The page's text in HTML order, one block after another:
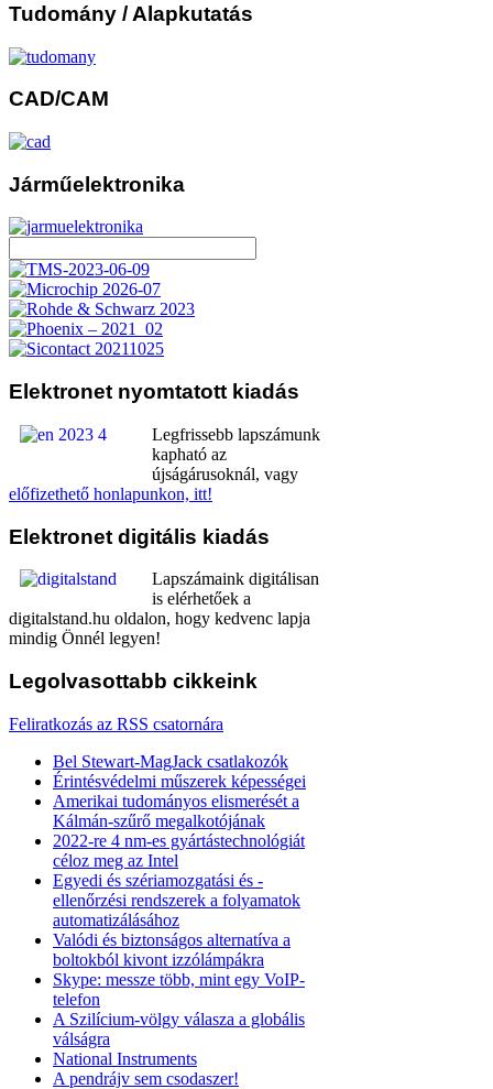
Tudomány / Alapkutatás
CAD/CAM
Járműelektronika
Elektronet nyomtatott kiadás
Legfrissebb lapszámunk
kapható az
újságárusoknál, vagy
előfizethető honlapunkon, itt!
Elektronet digitális kiadás
Lapszámaink digitálisan
is elérhetőek a
digitalstand.hu oldalon, hogy kedvenc lapja
mindig Önnél legyen!
Legolvasottabb cikkeink
Feliratkozás az RSS csatornára
Bel Stewart-MagJack csatlakozók
Érintésvédelmi műszerek képességei
Amerikai tudományos elismerését a
Kálmán-szűrő megalkotójának
2022-re 4 nm-es gyártástechnológiát
céloz meg az Intel
Egyedi és szériamozgatási és -
ellenőrzési rendszerek a folyamatok
automatizálásához
Valódi és biztonságos alternatíva a
boltokból kivont izzólámpákra
Skype: messze több, mint egy VoIP-
telefon
A Szilícium-völgy válasza a globális
válságra
National Instruments
A pendrájv sem csodaszer!